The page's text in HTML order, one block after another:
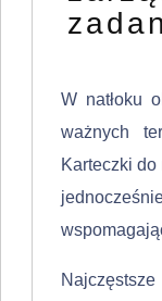
W natłoku
ważnych
Karteczki